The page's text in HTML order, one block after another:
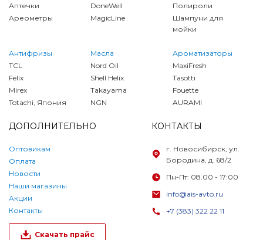
Аптечки
Ареометры
DoneWell
MagicLine
Полироли
Шампуни для
мойки
Антифризы
TCL
Felix
Mirex
Totachi, Япония
Масла
Nord Oil
Shell Helix
Takayama
NGN
Ароматизаторы
MaxiFresh
Tasotti
Fouette
AURAMI
ДОПОЛНИТЕЛЬНО
Оптовикам
Оплата
Новости
Наши магазины
Акции
Контакты
Скачать прайс
КОНТАКТЫ
г. Новосибирск, ул.
Бородина, д. 68/2
Пн-Пт: 08.00 - 17:00
info@ais-avto.ru
+7 (383) 322 22 11